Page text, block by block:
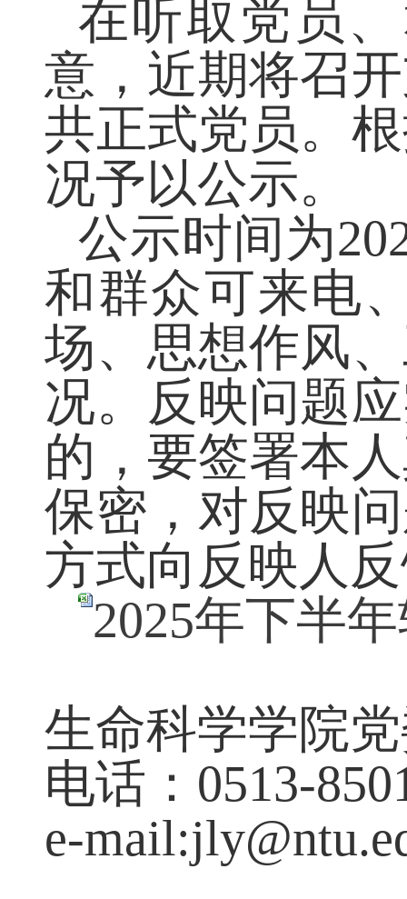
在听取党员
意，近期将召
共正式党员。
况予以公示。
公示时间为
和群众可来电
场、思想作风
况。反映问题
的，要签署本
保密，对反映
方式向反映人
2025年下半
生命科学学院
电话：0513-
e-